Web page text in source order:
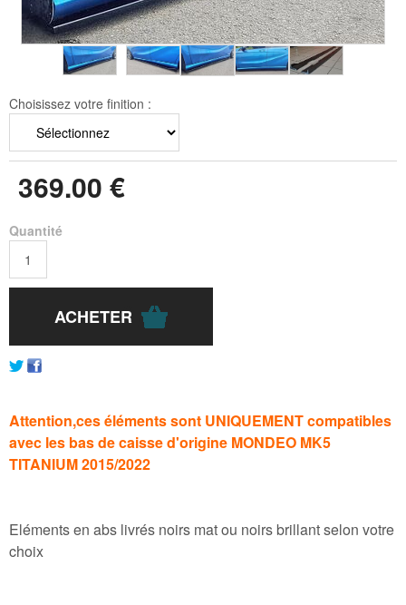
Choisissez votre finition :
369.00 €
Quantité
Attention,ces éléments sont UNIQUEMENT compatibles
avec les bas de caisse d'origine MONDEO MK5
TITANIUM 2015/2022
Eléments en abs livrés noirs mat ou noirs brillant selon votre
choix